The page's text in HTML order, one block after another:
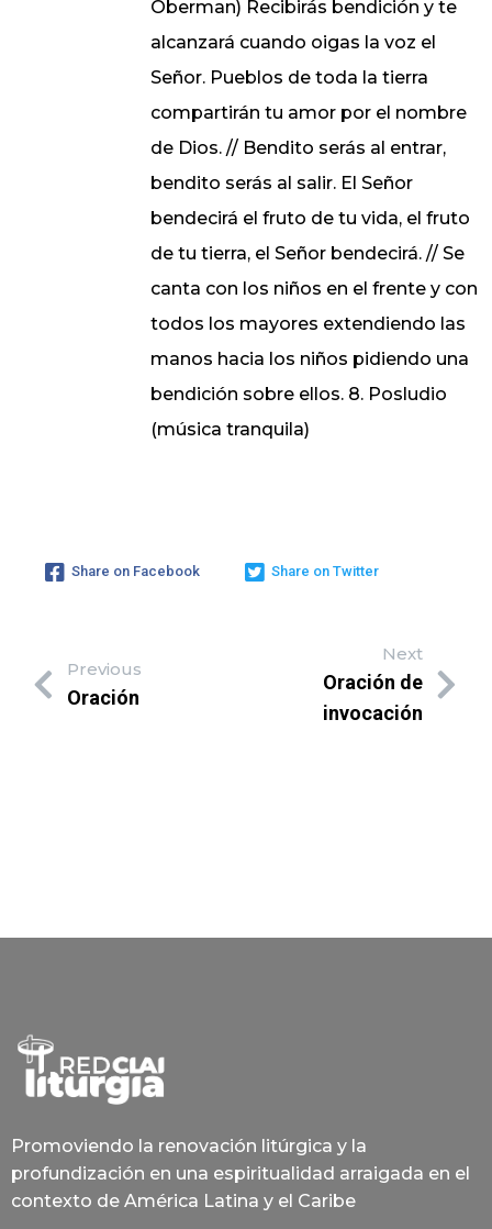
Share on Facebook Share on Twitter
Previous
Oración
Next
Oración de
invocación
Promoviendo la renovación litúrgica y la
profundización en una espiritualidad arraigada en el
contexto de América Latina y el Caribe